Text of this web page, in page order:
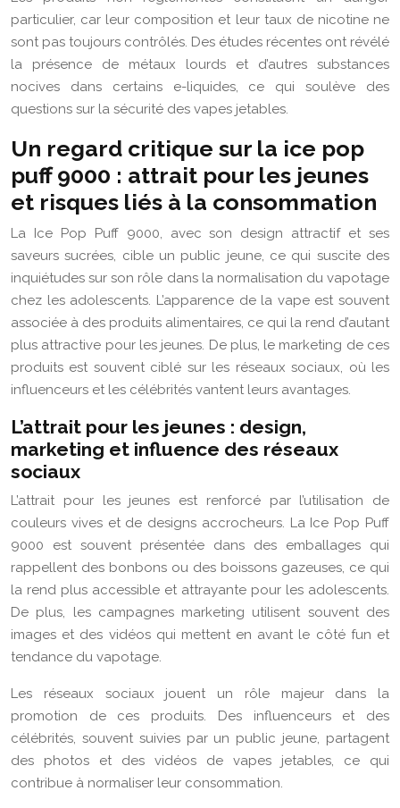
particulier, car leur composition et leur taux de nicotine ne
sont pas toujours contrôlés. Des études récentes ont révélé
la présence de métaux lourds et d’autres substances
nocives dans certains e-liquides, ce qui soulève des
questions sur la sécurité des vapes jetables.
Un regard critique sur la ice pop
puff 9000 : attrait pour les jeunes
et risques liés à la consommation
La Ice Pop Puff 9000, avec son design attractif et ses
saveurs sucrées, cible un public jeune, ce qui suscite des
inquiétudes sur son rôle dans la normalisation du vapotage
chez les adolescents. L’apparence de la vape est souvent
associée à des produits alimentaires, ce qui la rend d’autant
plus attractive pour les jeunes. De plus, le marketing de ces
produits est souvent ciblé sur les réseaux sociaux, où les
influenceurs et les célébrités vantent leurs avantages.
L’attrait pour les jeunes : design,
marketing et influence des réseaux
sociaux
L’attrait pour les jeunes est renforcé par l’utilisation de
couleurs vives et de designs accrocheurs. La Ice Pop Puff
9000 est souvent présentée dans des emballages qui
rappellent des bonbons ou des boissons gazeuses, ce qui
la rend plus accessible et attrayante pour les adolescents.
De plus, les campagnes marketing utilisent souvent des
images et des vidéos qui mettent en avant le côté fun et
tendance du vapotage.
Les réseaux sociaux jouent un rôle majeur dans la
promotion de ces produits. Des influenceurs et des
célébrités, souvent suivies par un public jeune, partagent
des photos et des vidéos de vapes jetables, ce qui
contribue à normaliser leur consommation.